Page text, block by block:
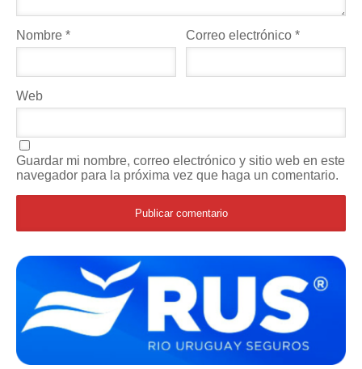
Nombre * Correo electrónico*
Web
Guardar mi nombre, correo electrónico y sitio web en este
navegador para la próxima vez que haga un comentario.